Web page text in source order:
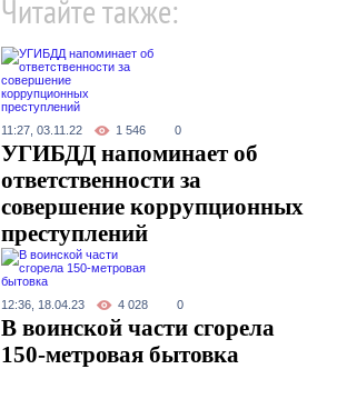
Читайте также:
11:27, 03.11.22 1 546 0
УГИБДД напоминает об
ответственности за
совершение коррупционных
преступлений
12:36, 18.04.23 4 028 0
В воинской части сгорела
150-метровая бытовка